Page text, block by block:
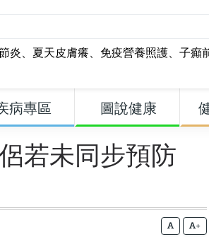
炎、 夏天皮膚癢、 免疫營養照護、 子癲
病專區 圖說健康
若未同步預防
+